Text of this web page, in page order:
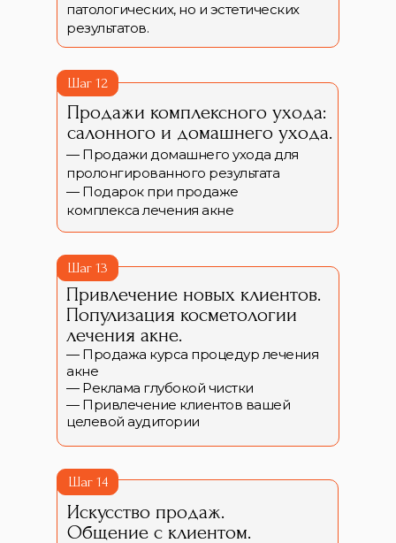
патологических, но и эстетических
результатов.
Продажи комплексного ухода:
салонного и домашнего ухода.
Шаг 12
Привлечение новых клиентов.
Популизация косметологии
лечения акне.
Шаг 13
Искусство продаж.
Общение с клиентом.
Шаг 14
— Продажи домашнего ухода для
пролонгированного результата
— Подарок при продаже
комплекса лечения акне
— Продажа курса процедур лечения
акне
— Реклама глубокой чистки
— Привлечение клиентов вашей
целевой аудитории